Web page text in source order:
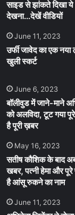
साइड से झांकते दिखा
देखना…देखें वीडियों
June 11, 2023
उर्फी जावेद का एक
खुली स्कर्ट
June 6, 2023
बॉलीवुड में जाने-माने
को अलविदा, टूट गया
है पूरी ख़बर
May 16, 2023
सतीष कौशिक के बाद
खबर, पत्नी हेमा और पूरे
है आंसू रुकने का नाम
June 11, 2023